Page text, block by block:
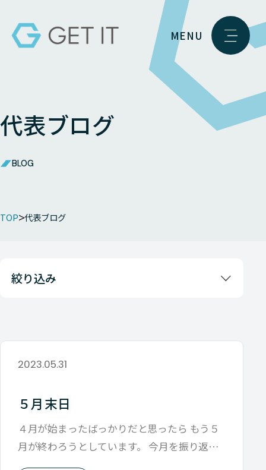
MENU
代表ブログ
BLOG
TOP 代表ブログ
絞り込み
2023.05.31
５月末日
４月が始まったばっかりだと思ったら もう５
月が終わろうとしています。 今月を振り返る